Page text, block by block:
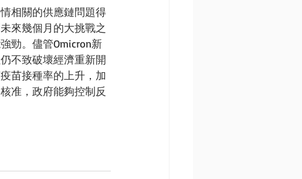
相關的供應鏈問題得
來幾個月的大挑戰之
勁。儘管Omicron新
不致破壞經濟重新開
苗接種率的上升，加
准，政府能夠控制反